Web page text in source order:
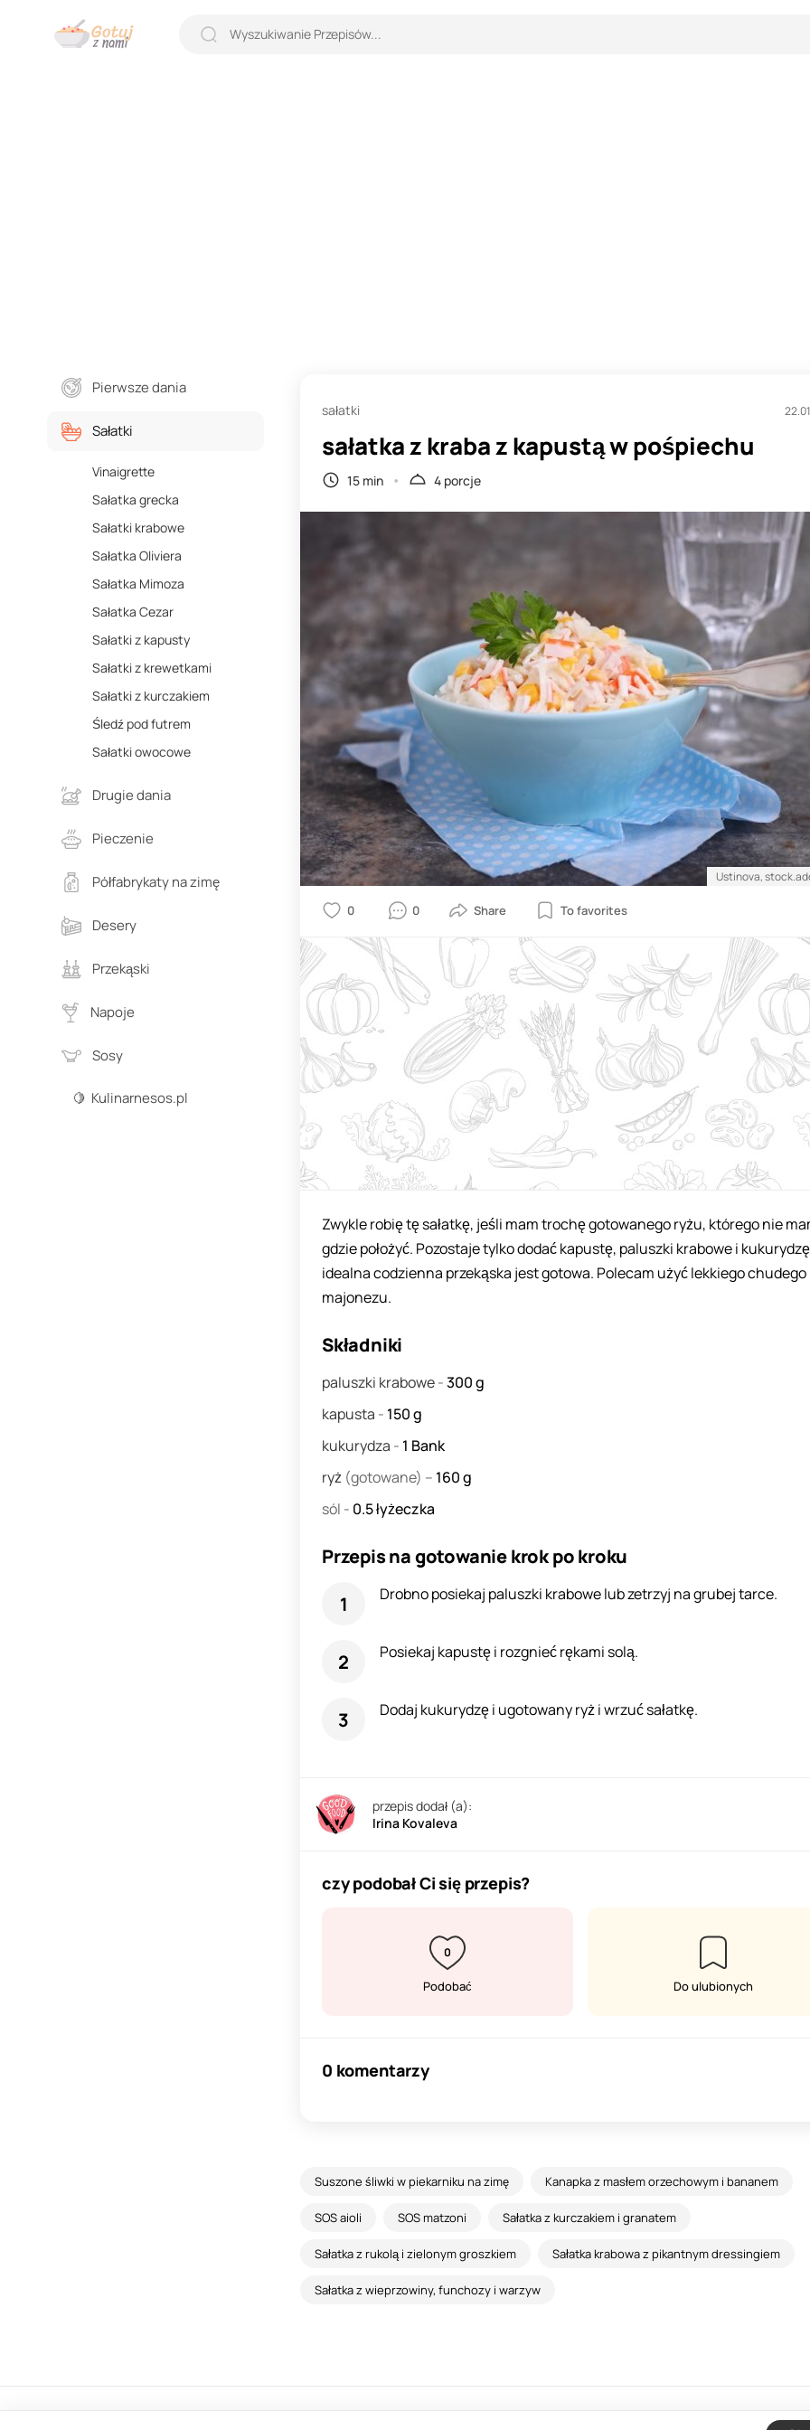
Pierwsze dania
Sałatki
Vinaigrette
Sałatka grecka
Sałatki krabowe
Sałatka Oliviera
Sałatka Mimoza
Sałatka Cezar
Sałatki z kapusty
Sałatki z krewetkami
Sałatki z kurczakiem
Śledź pod futrem
Sałatki owocowe
Drugie dania
Pieczenie
Półfabrykaty na zimę
Desery
Przekąski
Napoje
Sosy
🍋 Kulinarnesos.pl
sałatki
sałatka z kraba z kapustą w pośpiechu
15 min 4 porcje
Ustinova,
0 0
Zwykle robię tę sałatkę, jeśli mam trochę gotowanego ryżu, którego nie
gdzie położyć. Pozostaje tylko dodać kapustę, paluszki krabowe i
idealna codzienna przekąska jest gotowa. Polecam użyć lekkiego chudego
majonezu.
Składniki
paluszki krabowe-300g
kapusta - 150g
kukurydza - 1 Bank
ryż (gotowane) – 160g
sól - 0.5łyżeczka
Przepis na gotowanie krok po kroku
Drobno posiekaj paluszki krabowe lub zetrzyj na grubej tarce.
Posiekaj kapustę i rozgnieć rękami solą.
Dodaj kukurydzę i ugotowany ryż i wrzuć sałatkę.
przepis dodał (a):
Irina Kovaleva
czy podobał Ci się przepis?
0
Podobać Do ulubionych
0 komentarzy
Suszone śliwki w piekarniku na zimę Kanapka z masłem orzechowym i bananem
SOS aioli SOS matzoni Sałatka z kurczakiem i granatem
Sałatka z rukolą i zielonym groszkiem Sałatka krabowa z pikantnym dressingiem
Sałatka z wieprzowiny, funchozy i warzyw